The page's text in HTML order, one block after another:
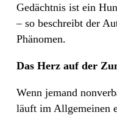
Gedächtnis ist ein
– so beschreibt der
Phänomen.
Das Herz auf der
Wenn jemand
läuft im Allgemeinen